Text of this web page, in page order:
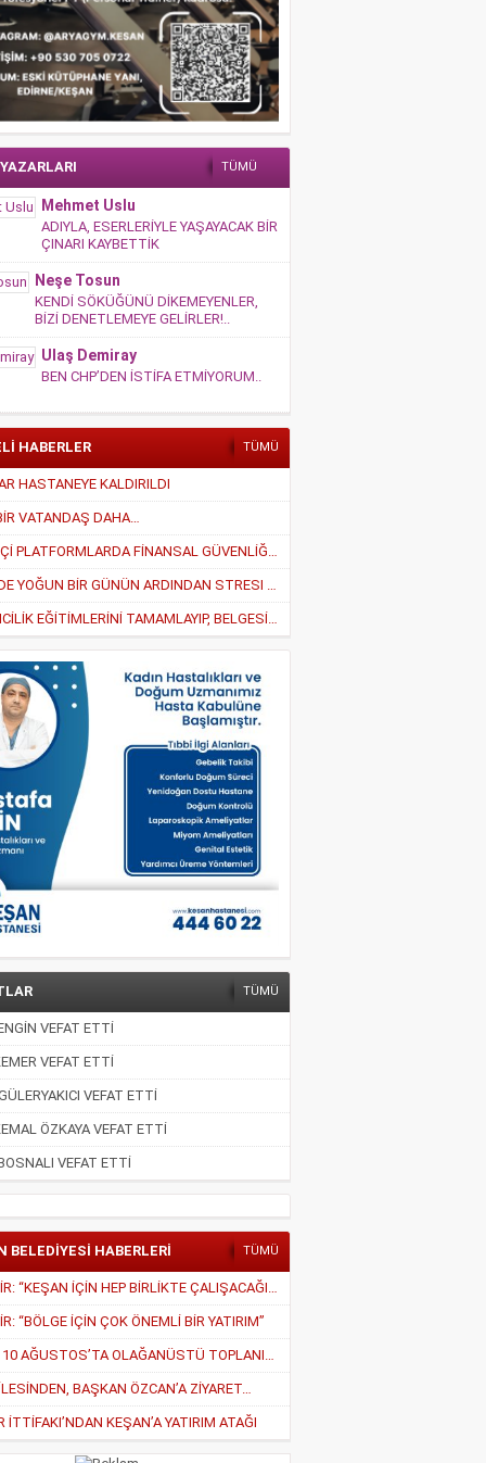
TÜMÜ
Mehmet Uslu
ADIYLA, ESERLERİYLE YAŞAYACAK BİR
ÇINARI KAYBETTİK
Neşe Tosun
KENDİ SÖKÜĞÜNÜ DİKEMEYENLER,
BİZİ DENETLEMEYE GELİRLER!..
Ulaş Demiray
BEN CHP’DEN İSTİFA ETMİYORUM..
HABERLER TÜMÜ
HASTANEYE KALDIRILDI
VATANDAŞ DAHA…
TÜMÜ
VEFAT ETTİ
VEFAT ETTİ
VEFAT ETTİ
ÖZKAYA VEFAT ETTİ
VEFAT ETTİ
BELEDİYESİ HABERLERİ TÜMÜ
PEKDEMİR: “KEŞAN İÇİN HEP BİRLİKTE ÇALIŞACAĞIZ”
“BÖLGE İÇİN ÇOK ÖNEMLİ BİR YATIRIM”
MECLİS, 10 AĞUSTOS’TA OLAĞANÜSTÜ TOPLANIYOR
BAŞKAN ÖZCAN’A ZİYARET…
İTTİFAKI’NDAN KEŞAN’A YATIRIM ATAĞI